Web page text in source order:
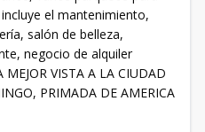
el mantenimiento,
salón de belleza,
negocio de alquiler
VISTA A LA CIUDAD
PRIMADA DE AMERICA